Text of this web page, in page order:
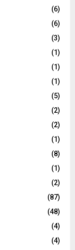
(6)
(6)
(3)
(1)
(1)
(1)
(5)
(2)
(2)
(1)
(8)
(1)
(2)
(87)
(48)
(4)
(4)